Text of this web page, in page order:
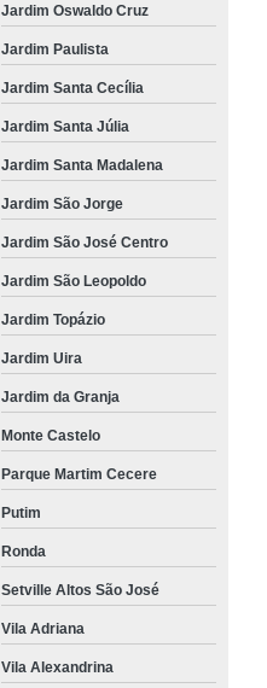
Jardim Oswaldo Cruz
Jardim Paulista
Jardim Santa Cecília
Jardim Santa Júlia
Jardim Santa Madalena
Jardim São Jorge
Jardim São José Centro
Jardim São Leopoldo
Jardim Topázio
Jardim Uira
Jardim da Granja
Monte Castelo
Parque Martim Cecere
Putim
Ronda
Setville Altos São José
Vila Adriana
Vila Alexandrina